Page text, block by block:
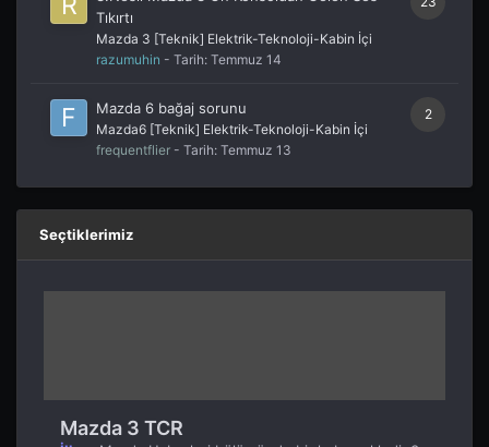
Tıkırtı
Mazda 3 [Teknik] Elektrik-Teknoloji-Kabin İçi
razumuhin - Tarih: Temmuz 14
2
Mazda 6 bağaj sorunu
Mazda6 [Teknik] Elektrik-Teknoloji-Kabin İçi
frequentflier - Tarih: Temmuz 13
Seçtiklerimiz
Mazda 3 TCR